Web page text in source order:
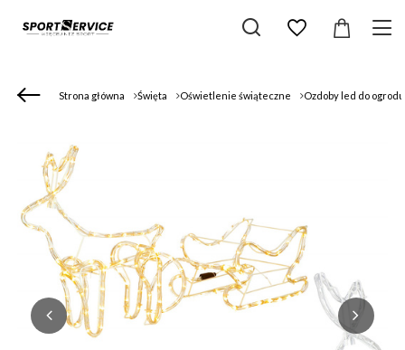
Strona główna Święta Oświetlenie świąteczne Ozdoby led do ogrodu